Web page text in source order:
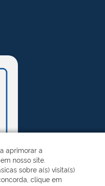
aprimorar a
nosso site.
sobre a(s) visita(s)
clique em